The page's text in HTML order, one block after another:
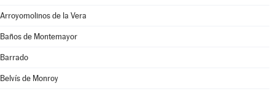
Arroyomolinos de la Vera
Baños de Montemayor
Barrado
Belvís de Monroy